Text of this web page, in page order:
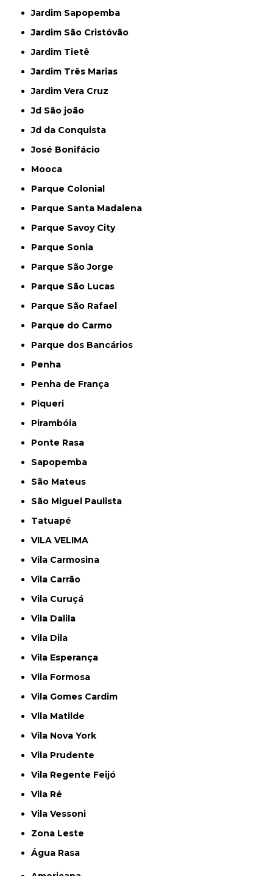
Jardim Sapopemba
Jardim São Cristóvão
Jardim Tietê
Jardim Três Marias
Jardim Vera Cruz
Jd São joão
Jd da Conquista
José Bonifácio
Mooca
Parque Colonial
Parque Santa Madalena
Parque Savoy City
Parque Sonia
Parque São Jorge
Parque São Lucas
Parque São Rafael
Parque do Carmo
Parque dos Bancários
Penha
Penha de França
Piqueri
Pirambóia
Ponte Rasa
Sapopemba
São Mateus
São Miguel Paulista
Tatuapé
VILA VELIMA
Vila Carmosina
Vila Carrão
Vila Curuçá
Vila Dalila
Vila Dila
Vila Esperança
Vila Formosa
Vila Gomes Cardim
Vila Matilde
Vila Nova York
Vila Prudente
Vila Regente Feijó
Vila Ré
Vila Vessoni
Zona Leste
Água Rasa